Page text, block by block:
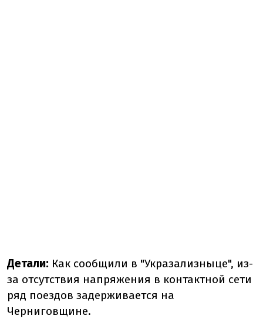
Детали: Как сообщили в "Укразализныце", из-
за отсутствия напряжения в контактной сети
ряд поездов задерживается на
Черниговщине.